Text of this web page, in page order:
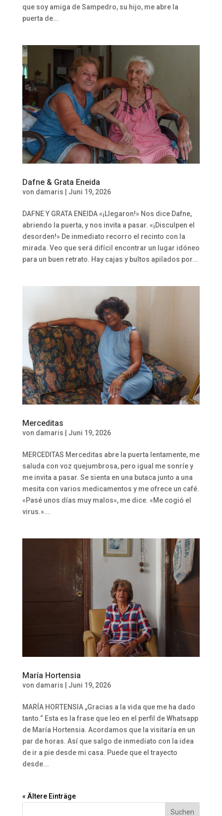
que soy amiga de Sampedro, su hijo, me abre la
puerta de...
Dafne & Grata Eneida
von damaris Juni 19, 2026
DAFNE Y GRATA ENEIDA «¡Llegaron!» Nos dice Dafne,
abriendo la puerta, y nos invita a pasar. «¡Disculpen el
desorden!» De inmediato recorro el recinto con la
mirada. Veo que será difícil encontrar un lugar idóneo
para un buen retrato. Hay cajas y bultos apilados por...
Merceditas
von damaris Juni 19, 2026
MERCEDITAS Merceditas abre la puerta lentamente, me
saluda con voz quejumbrosa, pero igual me sonríe y
me invita a pasar. Se sienta en una butaca junto a una
mesita con varios medicamentos y me ofrece un café.
«Pasé unos días muy malos», me dice. «Me cogió el
virus.»...
María Hortensia
von damaris | Juni 19, 2026
MARÍA HORTENSIA „Gracias a la vida que me ha dado
tanto.“ Esta es la frase que leo en el perfil de Whatsapp
de María Hortensia. Acordamos que la visitaría en un
par de horas. Así que salgo de inmediato con la idea
de ir a pie desde mi casa. Puede que el trayecto
desde...
« Ältere Einträge